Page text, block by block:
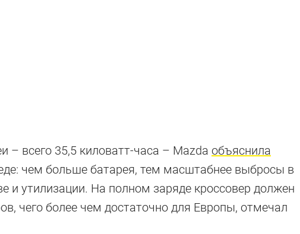
– всего 35,5 киловатт-часа – Mazda объяснила
чем больше батарея, тем масштабнее выбросы в
и утилизации. На полном заряде кроссовер должен
чего более чем достаточно для Европы, отмечал